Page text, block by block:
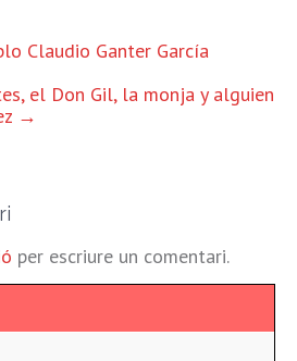
Claudio Ganter García
el Don Gil, la monja y alguien
→
per escriure un comentari.